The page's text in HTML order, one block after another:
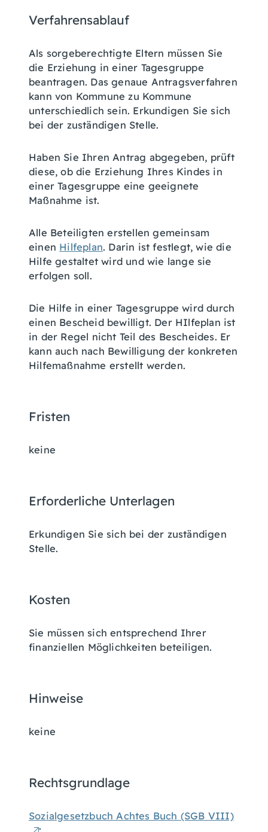
Verfahrensablauf
Als sorgeberechtigte Eltern müssen Sie
die Erziehung in einer Tagesgruppe
beantragen. Das genaue Antragsverfahren
kann von Kommune zu Kommune
unterschiedlich sein. Erkundigen Sie sich
bei der zuständigen Stelle.
Haben Sie Ihren Antrag abgegeben, prüft
diese, ob die Erziehung Ihres Kindes in
einer Tagesgruppe eine geeignete
Maßnahme ist.
Alle Beteiligten erstellen gemeinsam
einen Hilfeplan. Darin ist festlegt, wie die
Hilfe gestaltet wird und wie lange sie
erfolgen soll.
Die Hilfe in einer Tagesgruppe wird durch
einen Bescheid bewilligt. Der HIlfeplan ist
in der Regel nicht Teil des Bescheides. Er
kann auch nach Bewilligung der konkreten
Hilfemaßnahme erstellt werden.
Fristen
keine
Erforderliche Unterlagen
Erkundigen Sie sich bei der zuständigen
Stelle.
Kosten
Sie müssen sich entsprechend Ihrer
finanziellen Möglichkeiten beteiligen.
Hinweise
keine
Rechtsgrundlage
Sozialgesetzbuch Achtes Buch (SGB VIII)